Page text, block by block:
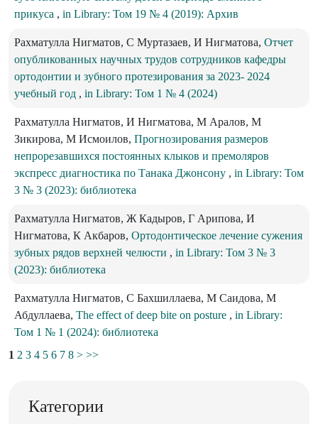
прикуса , in Library: Том 19 № 4 (2019): Архив
Рахматулла Нигматов, С Муртазаев, И Нигматова, Отчет
опубликованных научных трудов сотрудников кафедры
ортодонтии и зубного протезирования за 2023- 2024
учебный год , in Library: Том 1 № 4 (2024)
Рахматулла Нигматов, И Нигматова, М Аралов, М
Зикирова, М Исмоилов, Прогнозирования размеров
непрорезавшихся постоянных клыков и премоляров
экспресс диагностика по Танака Джонсону , in Library: Том
3 № 3 (2023): библиотека
Рахматулла Нигматов, Ж Кадыров, Г Арипова, И
Нигматова, К Акбаров, Ортодонтическое лечение сужения
зубных рядов верхней челюсти , in Library: Том 3 № 3
(2023): библиотека
Рахматулла Нигматов, С Бахшиллаева, М Саидова, М
Абдуллаева, The effect of deep bite on posture , in Library:
Том 1 № 1 (2024): библиотека
1 2 3 4 5 6 7 8 > >>
Категории